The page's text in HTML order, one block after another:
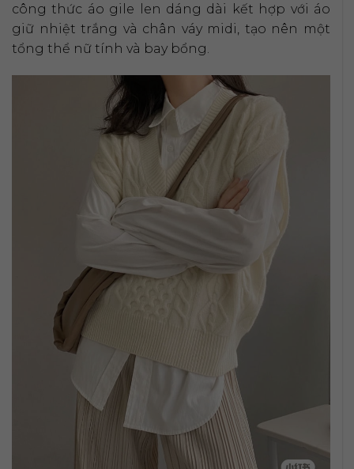
công thức áo gile len dáng dài kết hợp với áo
giữ nhiệt trắng và chân váy midi, tạo nên một
tổng thể nữ tính và bay bổng.